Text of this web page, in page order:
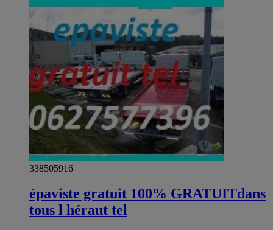
338505916
épaviste gratuit 100% GRATUITdans
tous l héraut tel